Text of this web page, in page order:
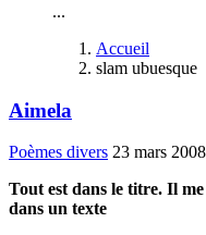
...
Accueil
slam ubuesque
Aimela
Poèmes divers 23 mars 2008
Tout est dans le titre. Il
dans un texte